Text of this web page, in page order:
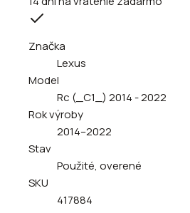
Značka
Lexus
Model
Rc (_C1_) 2014 - 2022
Rok výroby
2014–2022
Stav
Použité, overené
SKU
417884